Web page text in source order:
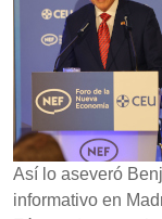
Así lo aseveró
informativo en